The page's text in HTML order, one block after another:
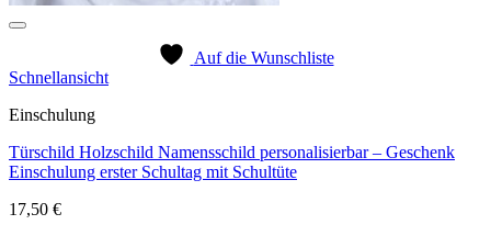
Auf die Wunschliste
Schnellansicht
Einschulung
Türschild Holzschild Namensschild personalisierbar – Geschenk
Einschulung erster Schultag mit Schultüte
17,50 €